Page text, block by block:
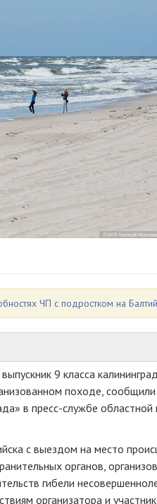
ЧП с подростком на
9 класса
походе, сообщили
в пресс-службе областной
с выездом на место
органов,
гибели
организатора и